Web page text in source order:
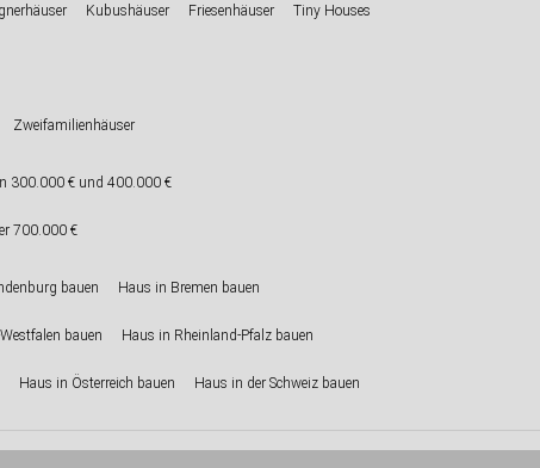
Kubushäuser Friesenhäuser Tiny Houses
Zweifamilienhäuser
300.000 € und 400.000 €
700.000 €
bauen Haus in Bremen bauen
bauen Haus in Rheinland-Pfalz bauen
Haus in Österreich bauen Haus in der Schweiz bauen